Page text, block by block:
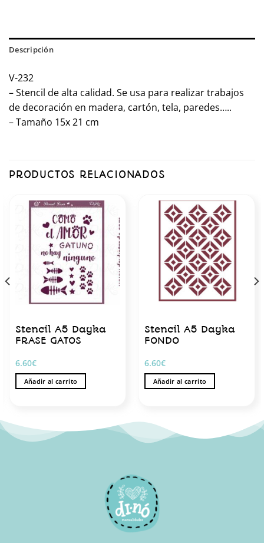
Descripción
V-232
– Stencil de alta calidad. Se usa para realizar trabajos
de decoración en madera, cartón, tela, paredes…..
– Tamaño 15x 21 cm
PRODUCTOS RELACIONADOS
Stencil A5 Dayka
FRASE GATOS
6.60€
Añadir al carrito
Stencil A5 Dayka
FONDO
6.60€
Añadir al carrito